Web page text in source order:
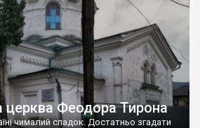
церква Феодора Тирона
чималий спадок. Достатньо згадати